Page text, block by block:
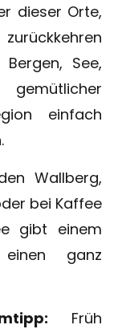
dieser Orte,
See,
einfach
Wallberg,
bei Kaffee
gibt einem
ganz
Früh